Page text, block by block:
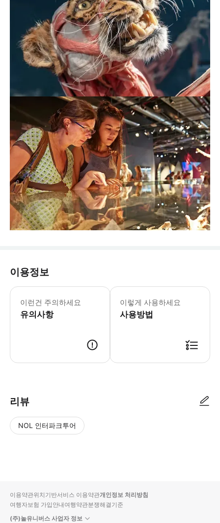
이용정보
이런건 주의하세요
유의사항
화요일-일요일: 10:00-19:00 입장 마
이렇게 사용하세요
사용방법
리뷰
NOL 인터파크투어
입니
다.
순
상
이용약관위치기반서비스 이용약관개인정보 처리방침
여행자보험 가입안내여행약관분쟁해결기준
(주)놀유니버스 사업자 정보